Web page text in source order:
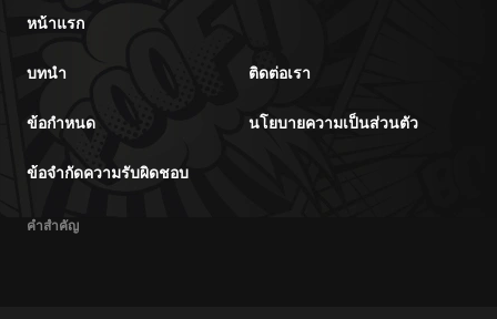
หน้าแรก
บทนำ ติดต่อเรา
ข้อกำหนด นโยบายความเป็นส่วนตัว
ข้อจำกัดความรับผิดชอบ
คำสำคัญ